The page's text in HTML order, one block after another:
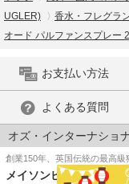
UGLER)
香水・フレグラ
オード パルファンスプレー
お支払い方法
よくある質問
オズ・インターナショ
創業150年、英国伝統の最高
メイソンピアソン